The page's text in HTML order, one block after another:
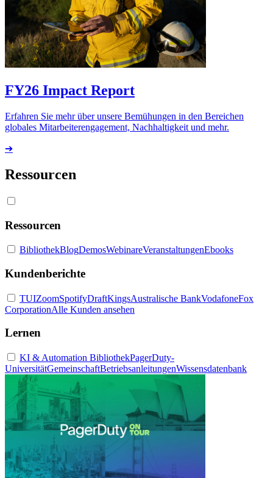
FY26 Impact Report
Erfahren Sie mehr über unsere Bemühungen in den Bereichen
globales Mitarbeiterengagement, Nachhaltigkeit und mehr.
➔
Ressourcen
Ressourcen
BibliothekBlogDemosWebinareVeranstaltungenEbooks
Kundenberichte
TUIZoomSpotifyDraftKingsAustralische BankVodafoneFox
CorporationAlle Kunden ansehen
Lernen
KI & Automation BibliothekPagerDuty-
UniversitätGemeinschaftBetriebsanleitungenWissensdatenbank